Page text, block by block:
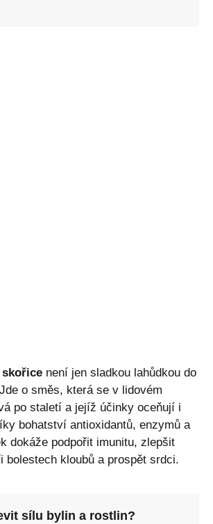
skořice není jen sladkou lahůdkou do
o směs, která se v lidovém
po staletí a jejíž účinky oceňují i
bohatství antioxidantů, enzymů a
dokáže podpořit imunitu, zlepšit
bolestech kloubů a prospět srdci.
sílu bylin a rostlin?